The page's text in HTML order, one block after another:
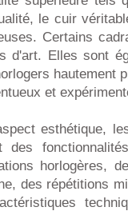
le cuir
Certains
d'art. Elles sont
hautement
et
esthétique,
des
horlogères,
des répétitions